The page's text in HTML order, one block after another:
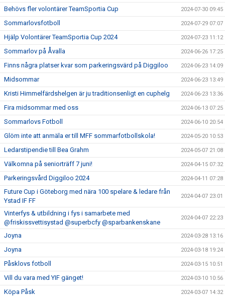
Behövs fler volontärer TeamSportia Cup 2024-07-30 09:45
Sommarlovsfotboll 2024-07-29 07:07
Hjälp Volontärer TeamSportia Cup 2024 2024-07-23 11:12
Sommarlov på Åvalla 2024-06-26 17:25
Finns några platser kvar som parkeringsvärd på Diggiloo 2024-06-23 14:09
Midsommar 2024-06-23 13:49
Kristi Himmelfärdshelgen är ju traditionsenligt en cuphelg 2024-06-23 13:36
Fira midsommar med oss 2024-06-13 07:25
Sommarlovs Fotboll 2024-06-10 20:54
Glöm inte att anmäla er till MFF sommarfotbollskola! 2024-05-20 10:53
Ledarstipendie till Bea Grahm 2024-05-07 21:08
Välkomna på seniorträff 7 juni! 2024-04-15 07:32
Parkeringsvård Diggiloo 2024 2024-04-11 07:28
Future Cup i Göteborg med nära 100 spelare & ledare från
Ystad IF FF
2024-04-07 23:01
Vinterfys & utbildning i fys i samarbete med
@friskissvettisystad @superbcfy @sparbankenskane
2024-04-07 22:23
Joyna 2024-03-28 13:16
Joyna 2024-03-18 19:24
Påsklovs fotboll 2024-03-15 10:51
Vill du vara med YIF gänget! 2024-03-10 10:56
Köpa Påsk 2024-03-07 14:32